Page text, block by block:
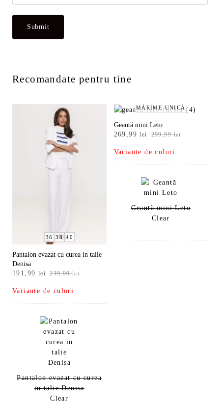
Recomandate pentru tine
36 38 40
Pantalon evazat cu curea in talie
Denisa
239,99lei
Prețul
a
fost:
191,99 lei
Prețul
este:
191,99 lei.
Variante de culori
Pantalon evazat cu curea
in talie Denisa
Clear
MĂRIME UNICĂ
Geantă mini Leto
299,99lei
Prețul
a
fost:
269,99lei
Prețul
este:
269,99 lei.
Variante de culori
Geantă mini Leto
Clear